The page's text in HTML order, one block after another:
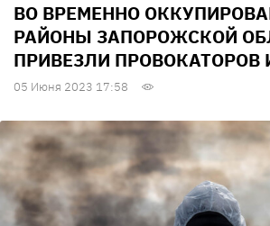
ВО ВРЕМЕННО
РАЙОНЫ ЗАПОРОЖСКОЙ
ПРИВЕЗЛИ
05 Июня 2023 17:58